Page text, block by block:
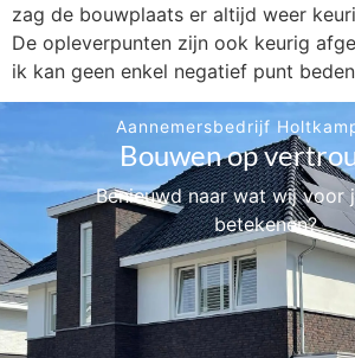
zag de bouwplaats er altijd weer
De opleverpunten zijn ook keurig
ik kan geen enkel negatief punt
Aannemersbedrijf
Bouwen op
Benieuwd naar wat wij voor
betekenen?